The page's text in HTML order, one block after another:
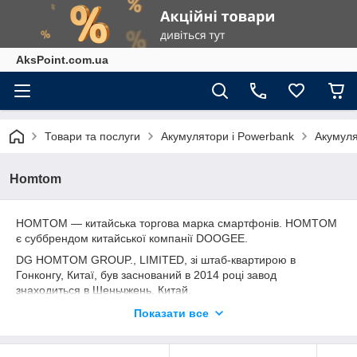
AksPoint.com.ua
Товари та послуги Акумулятори і Powerbank
Homtom
HOMTOM — китайська торгова марка смартфонів. HOMTOM
є суббрендом китайської компанії DOOGEE.
DG HOMTOM GROUP., LIMITED, зі штаб-квартирою в
Гонконгу, Китаї, був заснований в 2014 році завод
знаходиться в Шеньчжень, Китай.
У тому ж році, Shenzhen DG HOMTOM technology Co., Ltd.
На початку заснування наша компанія спеціалізувалася на
Показати все